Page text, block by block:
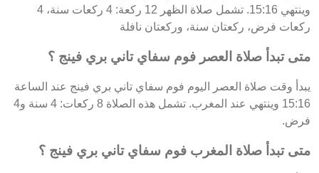
وينتهي 15:16. تشمل صلاة الظهر 12 ركعة: 4 ركعات سنة، 4
ركعات فرض، ركعتان سنة، وركعتان نافلة
متى تبدأ صلاة العصر فوم سفاي تاني بري فينج ؟
يبدأ وقت صلاة العصر اليوم فوم سفاي تاني بري فينج عند الساعة
15:16 وينتهي عند المغرب. تشمل هذه الصلاة 8 ركعات: 4 سنة و4
فرض.
متى تبدأ صلاة المغرب فوم سفاي تاني بري فينج ؟